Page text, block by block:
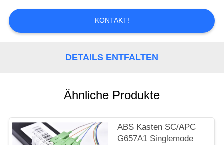
NACHRICHTEN
FORDERN
SITEMAP
KONTAKT!
DETAILS ENTFALTEN
Ähnliche Produkte
ABS Kasten SC/APC
G657A1 Singlemode